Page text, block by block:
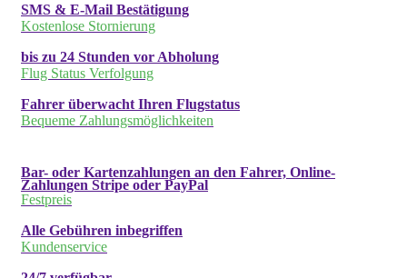
SMS & E-Mail Bestätigung
Kostenlose Stornierung
bis zu 24 Stunden vor Abholung
Flug Status Verfolgung
Fahrer überwacht Ihren Flugstatus
Bequeme Zahlungsmöglichkeiten
Bar- oder Kartenzahlungen an den Fahrer, Online-
Zahlungen Stripe oder PayPal
Festpreis
Alle Gebühren inbegriffen
Kundenservice